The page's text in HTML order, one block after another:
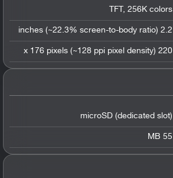
TFT, 256K colors
2.2 inches (~22.3% screen-to-body ratio)
220 x 176 pixels (~128 ppi pixel density)
microSD (dedicated slot)
55 MB